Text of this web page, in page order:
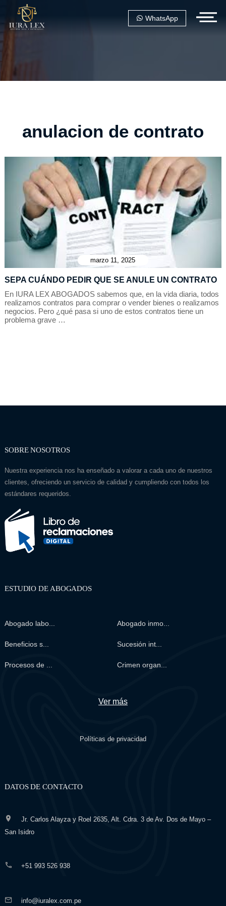
WhatsApp
anulacion de contrato
marzo 11, 2025
SEPA CUÁNDO PEDIR QUE SE ANULE UN CONTRATO
En IURA LEX ABOGADOS sabemos que, en la vida diaria, todos
realizamos contratos para comprar o vender bienes o realizamos
negocios. Pero ¿qué pasa si uno de estos contratos tiene un
problema grave …
SOBRE NOSOTROS
Nuestra experiencia nos ha enseñado a valorar a cada uno de nuestros
clientes, ofreciendo un servicio de calidad y cumpliendo con todos los
estándares requeridos.
ESTUDIO DE ABOGADOS
Abogado labo... Abogado inmo...
Beneficios s... Sucesión int...
Procesos de ... Crimen organ...
Ver más
Políticas de privacidad
DATOS DE CONTACTO
Jr. Carlos Alayza y Roel 2635, Alt. Cdra. 3 de Av. Dos de Mayo –
San Isidro
+51 993 526 938
info@iuralex.com.pe